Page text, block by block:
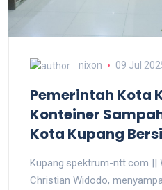
nixon 09 Jul
Pemerintah Kota
Konteiner
Kota Kupang
Kupang.spektrum-ntt.com ||
Christian Widodo,